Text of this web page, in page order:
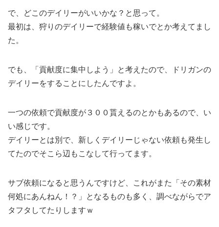
で、どこのデイリーがいいかな？と思って。
最初は、狩りのデイリーで経験値も稼いでとか考えてまし
た。
でも、「貢献度に集中しよう」と考えたので、ドリガンの
デイリーをすることにしたんですよ。
一つの依頼で貢献度が３００貰えるのとかもあるので、い
い感じです。
デイリーとは別で、新しくデイリーじゃない依頼も発生し
てたのでそこら辺もこなして行ってます。
サブ依頼になると思うんですけど、これがまた「その素材
何処にあんねん！？」となるものも多く、調べながらでア
タフタしてたりしますｗ